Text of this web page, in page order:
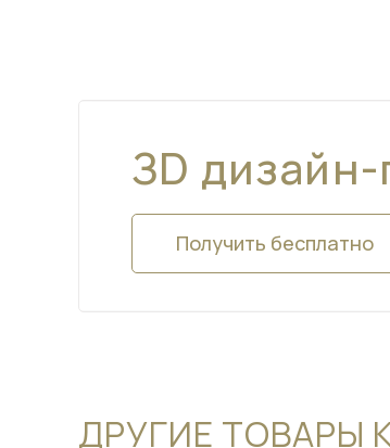
ЗD
Получить бесплатно
ДРУГИЕ ТОВАРЫ